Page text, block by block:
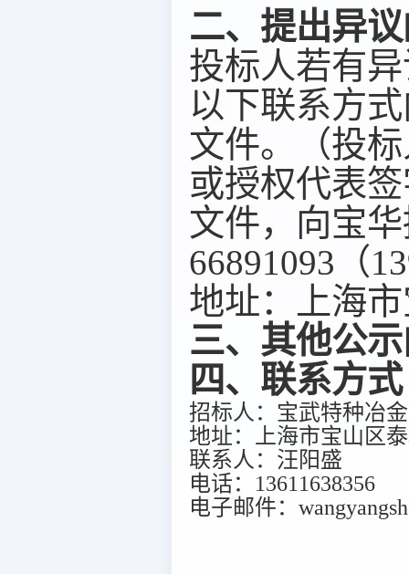
二、提出异
投标人若有
以下联系方
文件。（投
或授权代表
文件，向宝
66891093（
地址：上海
三、其他公
四、联系方式
招标人：宝武特种冶
地址：上海市宝山区
联系人：汪阳盛
电话：13611638356
电子邮件：